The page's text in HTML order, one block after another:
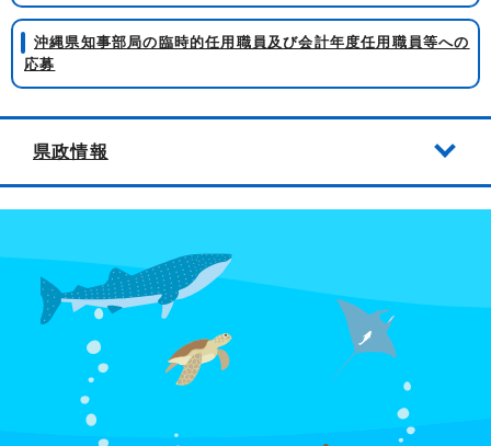
沖縄県知事部局の臨時的任用職員及び会計年度任用職員等への
応募
県政情報